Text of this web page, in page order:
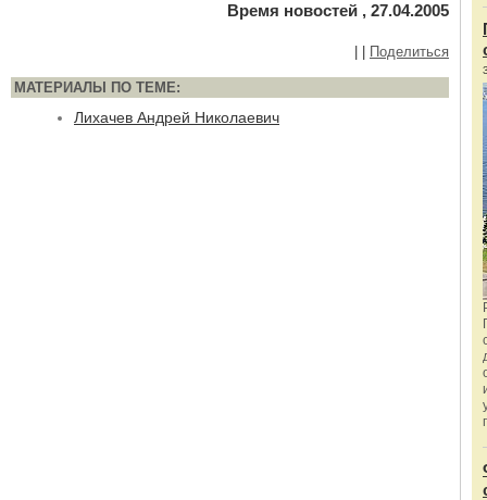
Время новостей , 27.04.2005
Поделиться
МАТЕРИАЛЫ ПО ТЕМЕ:
Лихачев Андрей Николаевич